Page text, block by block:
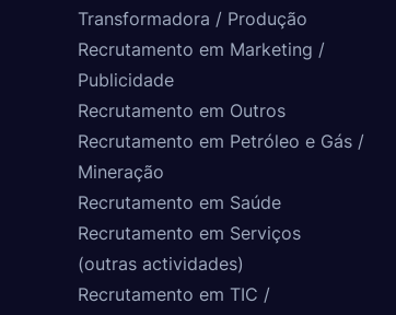
Transformadora / Produção
Recrutamento em Marketing /
Publicidade
Recrutamento em Outros
Recrutamento em Petróleo e Gás /
Mineração
Recrutamento em Saúde
Recrutamento em Serviços
(outras actividades)
Recrutamento em TIC /